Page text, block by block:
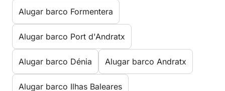
Alugar barco Formentera
Alugar barco Port d'Andratx
Alugar barco Dénia Alugar barco Andratx
Alugar barco Ilhas Baleares